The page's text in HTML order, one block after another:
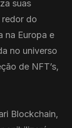
suas
redor do
na Europa e
no universo
de NFT’s,
Blockchain,